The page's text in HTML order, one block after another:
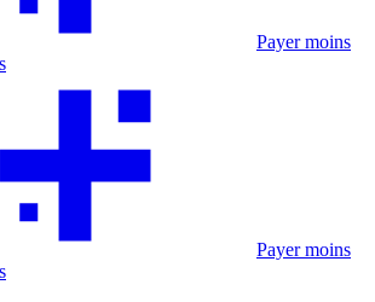
Payer moins
Payer moins